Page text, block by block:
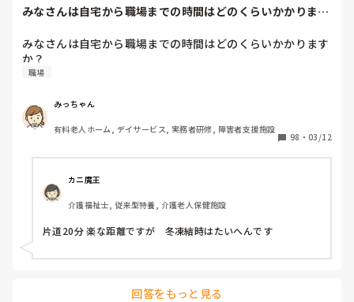
いと思えば、他業種に転職後も出戻りが容易な業種である点を
理由が他にある場合(夜勤フルタイムで稼ぐつもり、ケアマネや
管理者などのキャリアパスを見据えて、等)が出てくるような
調べられていると判断できますので、本人の意思を尊重すべき
以上が第三者の介護士としてのアドバイスですが、もし身内が
進路選択に悩んでいる時に声をかけるならば、正直一番最初に
理由は、高卒新卒ならより収入が安定した業種を選べるチャン
ジが容易なのに対し逆のキャリアチェンジは難しい点が挙げら
れます。
あとよく言われる、体を酷使して低賃金、のイメージはまさし
ますね…。
るのだから、いきなり介護だけに絞らず色々な業種の説明会に
私自身大卒で、周囲が大手企業の総合職になる中で介護士にな
みなさんは自宅から職場までの時間はどのくらいかかります
みなさんは自宅から職場までの時間はどのくらいかかります
か？
職場
みっちゃん
有料老人ホーム, デイサービス, 実務者研修, 障害者支援施設
98 ・ 03/12
カニ魔王
介護福祉士, 従来型特養, 介護老人保健施設
片道20分 楽な距離ですが　冬凍結時はたいへんです
回答をもっと見る